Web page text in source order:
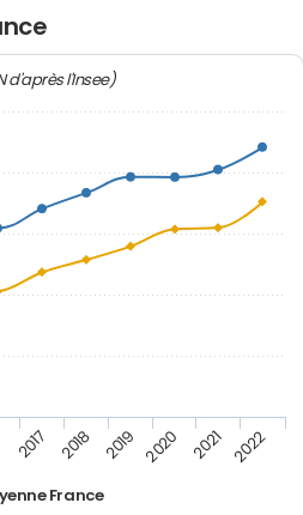
d'après l'Insee)
France
2017 2018 2019 2020 2021 2022